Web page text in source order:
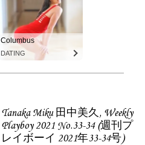
Columbus
DATING
Tanaka Miku 田中美久, Weekly
Playboy 2021 No.33-34 (週刊プ
レイボーイ 2021年33-34号)